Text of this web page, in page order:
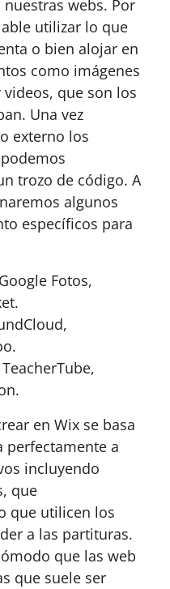
webs. Por
utilizar lo que
o bien alojar en
como imágenes
que son los
Una vez
externo los
trozo de código. A
algunos
específicos para
Fotos,
en Wix se basa
perfectamente a
incluyendo
que
que utilicen los
a las partituras.
que las web
que suele ser